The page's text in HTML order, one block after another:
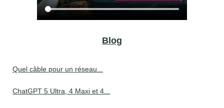
Blog
Quel câble pour un réseau...
ChatGPT 5 Ultra, 4 Maxi et 4...